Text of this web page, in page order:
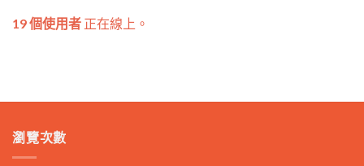
19 個使用者 正在線上。
瀏覽次數